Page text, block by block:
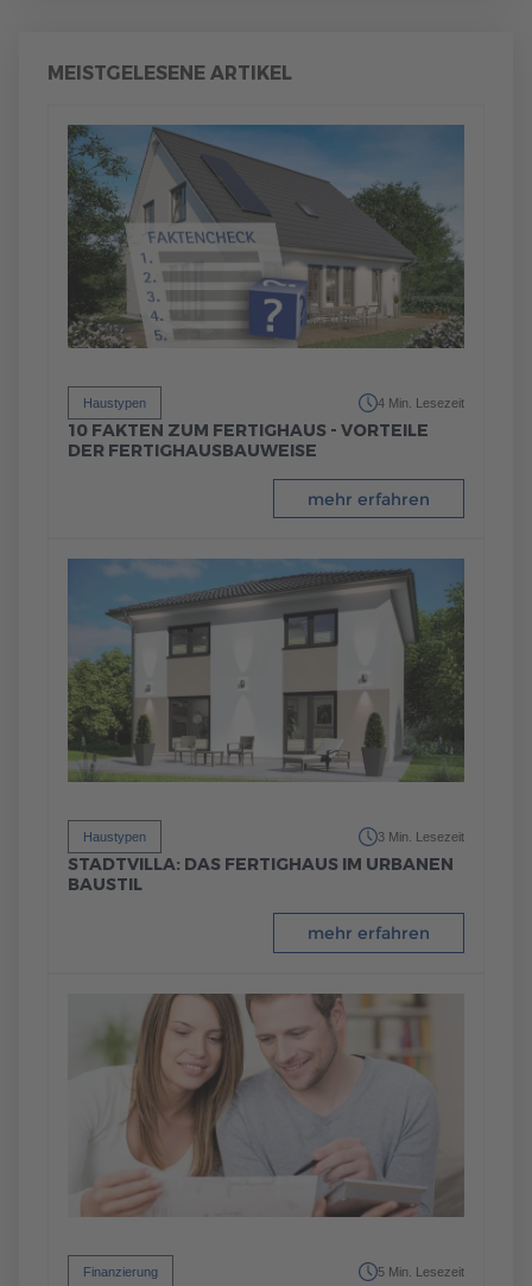
MEISTGELESENE ARTIKEL
Haustypen 4 Min. Lesezeit
10 FAKTEN ZUM FERTIGHAUS - VORTEILE
DER FERTIGHAUSBAUWEISE
mehr erfahren
Haustypen 3 Min. Lesezeit
STADTVILLA: DAS FERTIGHAUS IM URBANEN
BAUSTIL
mehr erfahren
Finanzierung 5 Min. Lesezeit